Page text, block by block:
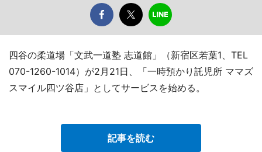
四谷の柔道場「文武一道塾 志道館」（新宿区若葉1、TEL
070-1260-1014）が2月21日、「一時預かり託児所 ママズ
スマイル四ツ谷店」としてサービスを始める。
記事を読む